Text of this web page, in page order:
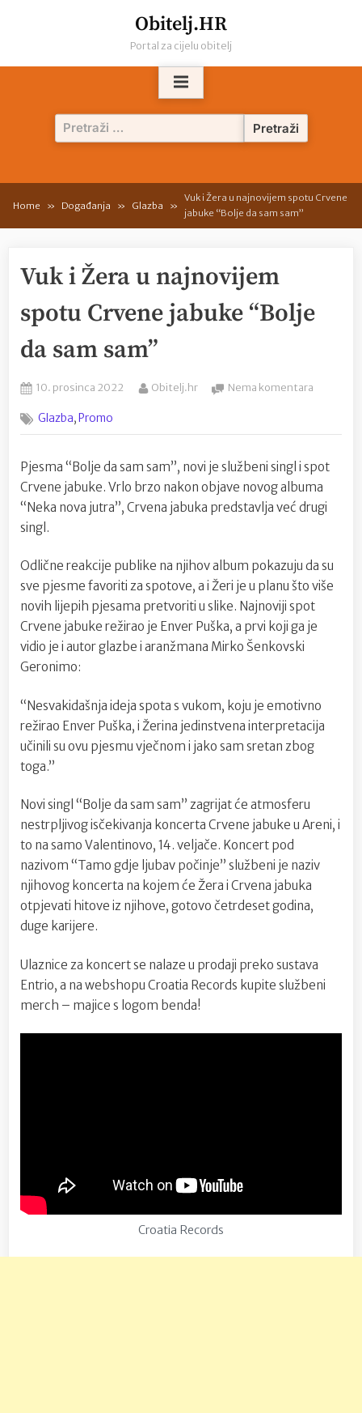
Obitelj.HR
Portal za cijelu obitelj
Pretraži:
Home Događanja Glazba
Vuk i Žera u najnovijem spotu Crvene
jabuke “Bolje da sam sam”
Vuk i Žera u najnovijem
spotu Crvene jabuke “Bolje
da sam sam”
Posted
10. prosinca 2022 By
Obitelj.hr Nema komentara
Žera
spotu
Crvene
sam
sam”
Glazba,Promo
Pjesma “Bolje da sam sam”, novi je službeni singl i spot
Crvene jabuke. Vrlo brzo nakon objave novog albuma
“Neka nova jutra”, Crvena jabuka predstavlja već drugi
singl.
Odlične reakcije publike na njihov album pokazuju da su
sve pjesme favoriti za spotove, a i Žeri je u planu što više
novih lijepih pjesama pretvoriti u slike. Najnoviji spot
Crvene jabuke režirao je Enver Puška, a prvi koji ga je
vidio je i autor glazbe i aranžmana Mirko Šenkovski
Geronimo:
“Nesvakidašnja ideja spota s vukom, koju je emotivno
režirao Enver Puška, i Žerina jedinstvena interpretacija
učinili su ovu pjesmu vječnom i jako sam sretan zbog
toga.”
Novi singl “Bolje da sam sam” zagrijat će atmosferu
nestrpljivog isčekivanja koncerta Crvene jabuke u Areni, i
to na samo Valentinovo, 14. veljače. Koncert pod
nazivom “Tamo gdje ljubav počinje” službeni je naziv
njihovog koncerta na kojem će Žera i Crvena jabuka
otpjevati hitove iz njihove, gotovo četrdeset godina,
duge karijere.
Ulaznice za koncert se nalaze u prodaji preko sustava
Entrio, a na webshopu Croatia Records kupite službeni
merch – majice s logom benda!
Croatia Records